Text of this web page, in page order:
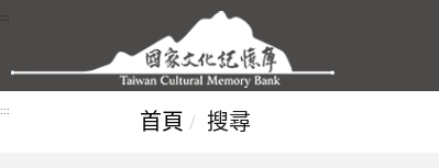
跳到主要內容區塊
:::
::: 首頁 搜尋